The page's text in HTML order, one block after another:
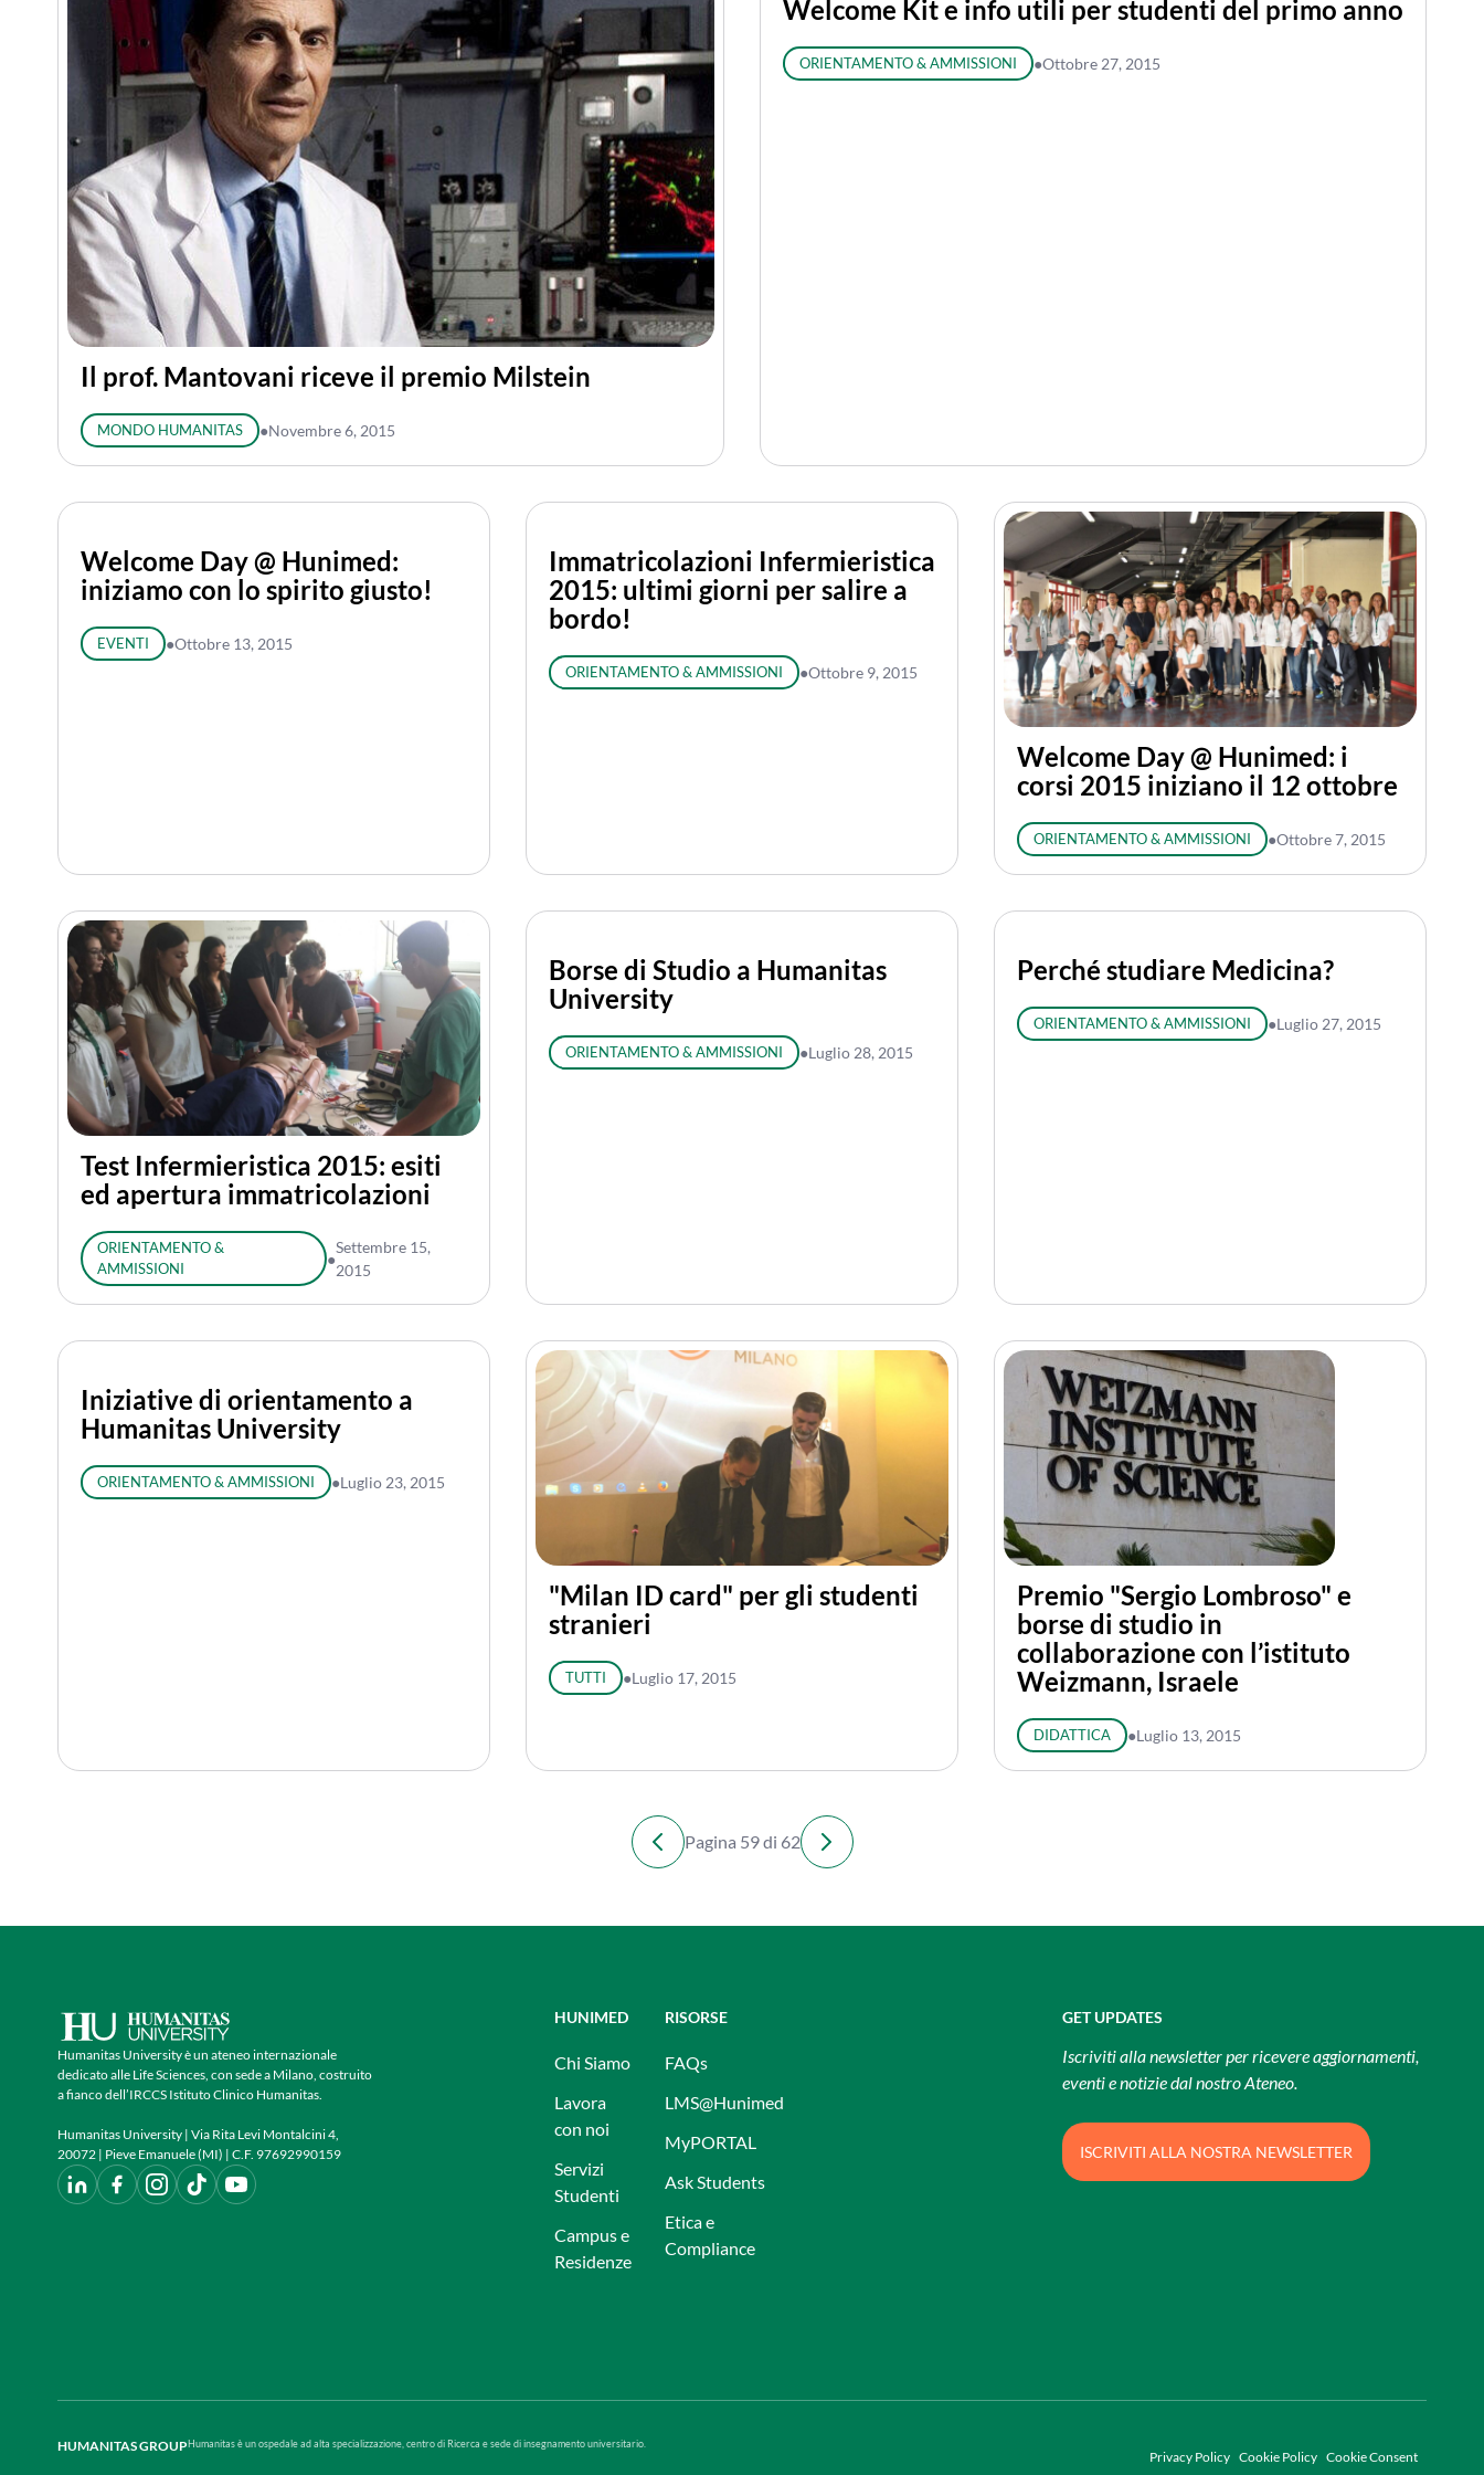
Il prof. Mantovani riceve il premio Milstein
MONDO HUMANITAS ●Novembre 6, 2015
Welcome Kit e info utili per studenti del primo anno
ORIENTAMENTO & AMMISSIONI ●Ottobre 27, 2015
Welcome Day @ Hunimed:
iniziamo con lo spirito giusto!
EVENTI ●Ottobre 13, 2015
Immatricolazioni Infermieristica
2015: ultimi giorni per salire a
bordo!
ORIENTAMENTO & AMMISSIONI ●Ottobre 9, 2015
Welcome Day @ Hunimed: i
corsi 2015 iniziano il 12 ottobre
ORIENTAMENTO & AMMISSIONI ●Ottobre 7, 2015
Test Infermieristica 2015: esiti
ed apertura immatricolazioni
ORIENTAMENTO &
AMMISSIONI
●
Settembre 15,
2015
Borse di Studio a Humanitas
University
ORIENTAMENTO & AMMISSIONI ●Luglio 28, 2015
Perché studiare Medicina?
ORIENTAMENTO & AMMISSIONI ●Luglio 27, 2015
Iniziative di orientamento a
Humanitas University
ORIENTAMENTO & AMMISSIONI ●Luglio 23, 2015
"Milan ID card" per gli studenti
stranieri
TUTTI ●Luglio 17, 2015
Premio "Sergio Lombroso" e
borse di studio in
collaborazione con l’istituto
Weizmann, Israele
DIDATTICA ●Luglio 13, 2015
Pagina 59 di 62
Humanitas University è un ateneo internazionale
dedicato alle Life Sciences, con sede a Milano, costruito
a fianco dell’IRCCS Istituto Clinico Humanitas.
Humanitas University | Via Rita Levi Montalcini 4,
20072 | Pieve Emanuele (MI) | C.F. 97692990159
HUNIMED
Chi Siamo
Lavora
con noi
Servizi
Studenti
Campus e
Residenze
RISORSE
FAQs
LMS@Hunimed
MyPORTAL
Ask Students
Etica e
Compliance
GET UPDATES
Iscriviti alla newsletter per ricevere aggiornamenti,
eventi e notizie dal nostro Ateneo.
ISCRIVITI ALLA NOSTRA NEWSLETTER
HUMANITAS GROUPHumanitas è un ospedale ad alta specializzazione, centro di Ricerca e sede di insegnamento universitario.
Privacy Policy Cookie Policy Cookie Consent